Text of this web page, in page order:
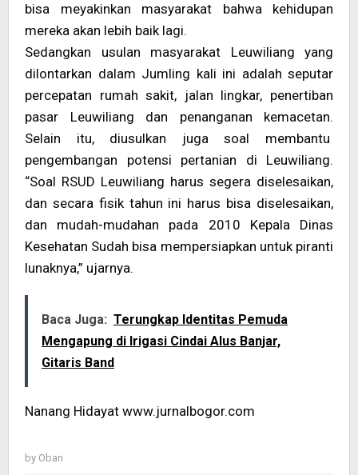
bisa meyakinkan masyarakat bahwa kehidupan
mereka akan lebih baik lagi.
Sedangkan usulan masyarakat Leuwiliang yang
dilontarkan dalam Jumling kali ini adalah seputar
percepatan rumah sakit, jalan lingkar, penertiban
pasar Leuwiliang dan penanganan kemacetan.
Selain itu, diusulkan juga soal membantu
pengembangan potensi pertanian di Leuwiliang.
“Soal RSUD Leuwiliang harus segera diselesaikan,
dan secara fisik tahun ini harus bisa diselesaikan,
dan mudah-mudahan pada 2010 Kepala Dinas
Kesehatan Sudah bisa mempersiapkan untuk piranti
lunaknya,” ujarnya.
Baca Juga: Terungkap Identitas Pemuda
Mengapung di Irigasi Cindai Alus Banjar,
Gitaris Band
Nanang Hidayat www.jurnalbogor.com
by Oban